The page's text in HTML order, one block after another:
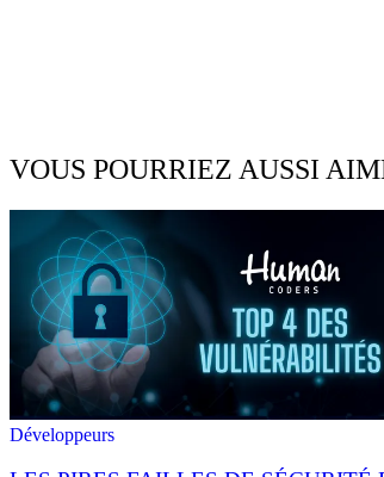
VOUS POURRIEZ AUSSI
Développeurs